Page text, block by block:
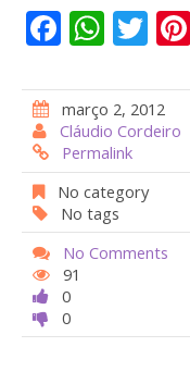
F
e
b
o
o
k
W
at
s
A
p
p
T
itt
er
março 2, 2012
Cláudio Cordeiro
Permalink
No category
No tags
No Comments
91
0
0